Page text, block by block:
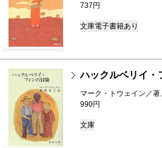
737円
文庫電子書籍あり
ハックルベリイ・
マーク・トウェイン／
990円
文庫